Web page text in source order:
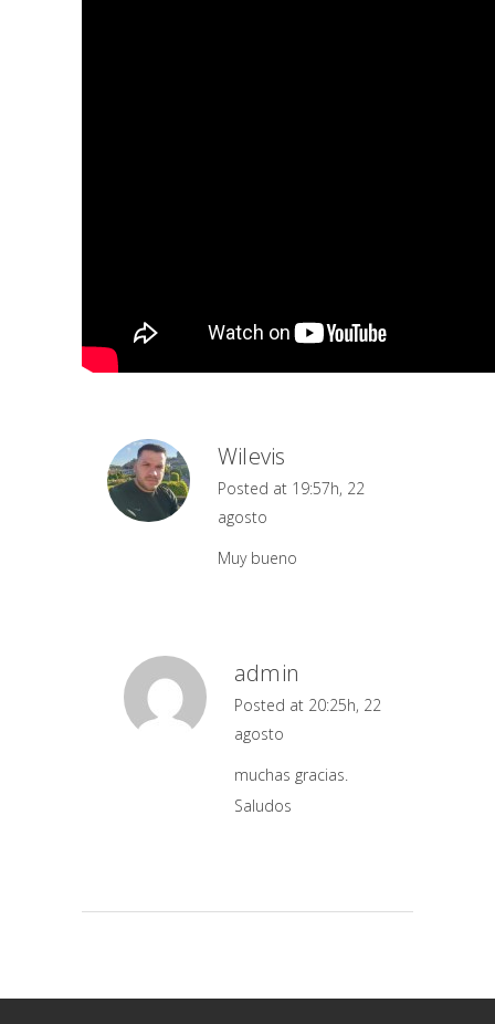
Wilevis
Posted at 19:57h, 22
agosto
Muy bueno
admin
Posted at 20:25h, 22
agosto
muchas gracias.
Saludos